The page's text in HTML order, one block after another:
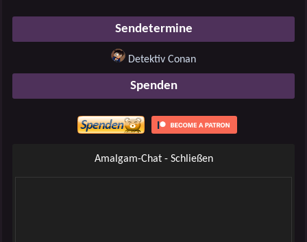
Sendetermine
Detektiv Conan
Spenden
Amalgam-Chat - Schließen